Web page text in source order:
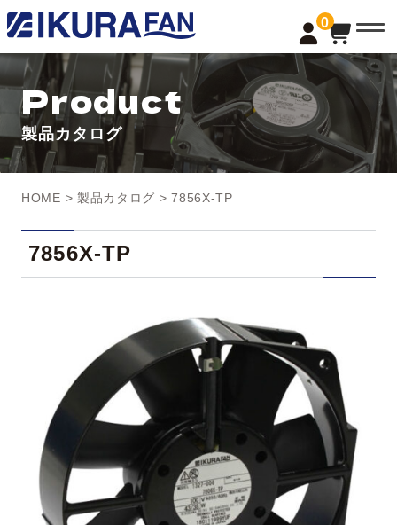
0
t
o
g
l
e
a
v
i
g
a
n
Product
製品カタログ
HOME > 製品カタログ > 7856X-TP
7856X-TP